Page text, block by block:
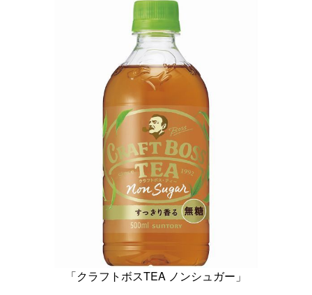
「クラフトボスTEA ノンシュガー」